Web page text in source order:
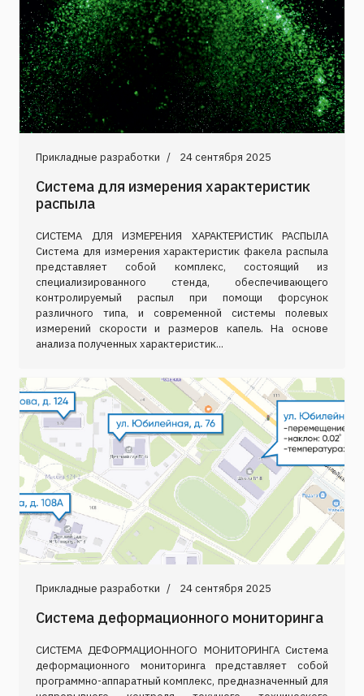
Прикладные разработки 24 сентября 2025
Система для измерения характеристик
распыла
СИСТЕМА ДЛЯ ИЗМЕРЕНИЯ ХАРАКТЕРИСТИК РАСПЫЛА
Система для измерения характеристик факела распыла
представляет собой комплекс, состоящий из
специализированного стенда, обеспечивающего
контролируемый распыл при помощи форсунок
различного типа, и современной системы полевых
измерений скорости и размеров капель. На основе
анализа полученных характеристик...
Прикладные разработки 24 сентября 2025
Система деформационного мониторинга
СИСТЕМА ДЕФОРМАЦИОННОГО МОНИТОРИНГА Система
деформационного мониторинга представляет собой
программно-аппаратный комплекс, предназначенный для